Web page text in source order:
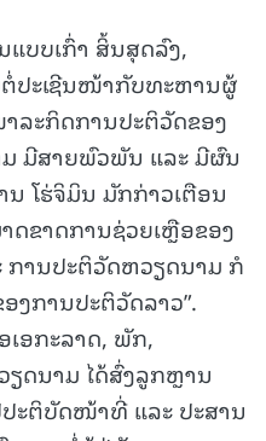
ບບເກົ່າ ສິ້ນສຸດລົງ,
ຕໍ່ປະເຊີນໜ້າກັບທະຫານຜູ້
ລະກິດການປະຕິວັດຂອງ
ມີສາຍພົວພັນ ແລະ ມີຜົນ
ໂຮ່ຈິມິນ ມັກກ່າວເຕືອນ
ດຂາດການຊ່ວຍເຫຼືອຂອງ
ານປະຕິວັດຫວຽດນາມ ກໍ
ງການປະຕິວັດລາວ”.
ອກະລາດ, ພັກ,
ຽດນາມ ໄດ້ສົ່ງລູກຫຼານ
ຕິບັດໜ້າທີ່ ແລະ ປະສານ